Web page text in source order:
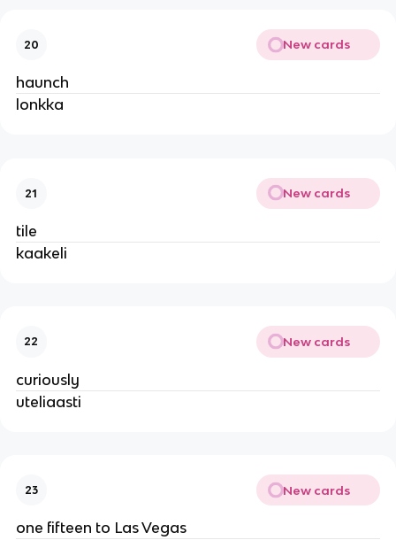
20 New cards
haunch
lonkka
21 New cards
tile
kaakeli
22 New cards
curiously
uteliaasti
23 New cards
one fifteen to Las Vegas